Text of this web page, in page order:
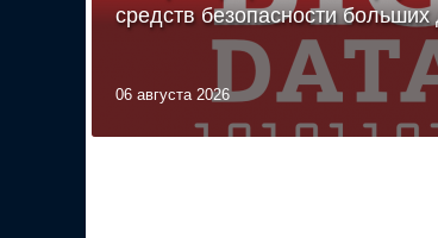
средств безопасности
06 августа 2026